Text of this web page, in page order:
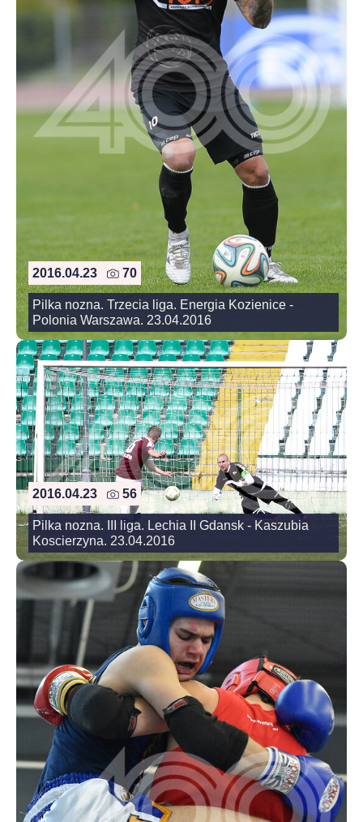
2016.04.23 70
Pilka nozna. Trzecia liga. Energia Kozienice -
Polonia Warszawa. 23.04.2016
2016.04.23 56
Pilka nozna. III liga. Lechia II Gdansk - Kaszubia
Koscierzyna. 23.04.2016